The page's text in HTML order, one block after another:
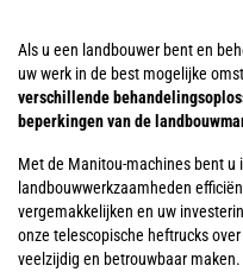
Als u een landbouwer bent en
uw werk in de best mogelijke
verschillende
beperkingen van de
Met de Manitou-machines bent u
landbouwwerkzaamheden
vergemakkelijken en uw
onze telescopische heftrucks
veelzijdig en betrouwbaar